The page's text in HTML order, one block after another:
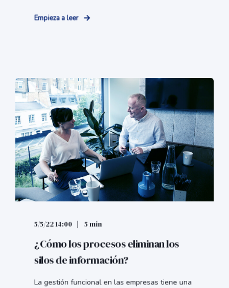
Empieza a leer
5/5/22 14:00 5 min
¿Cómo los procesos eliminan los
silos de información?
La gestión funcional en las empresas tiene una